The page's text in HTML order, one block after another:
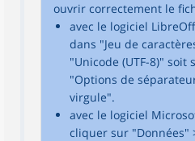
ouvrir correctement le
avec le logiciel
dans "Jeu de
"Unicode (UTF-8)"
"Options de
virgule".
avec le logiciel
cliquer sur "Données"